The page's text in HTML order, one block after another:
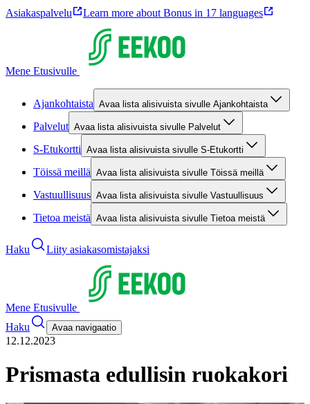
Asiakaspalvelu Learn more about Bonus in 17 languages
Mene Etusivulle
Ajankohtaista Avaa lista alisivuista sivulle Ajankohtaista
Palvelut Avaa lista alisivuista sivulle Palvelut
S-Etukortti Avaa lista alisivuista sivulle S-Etukortti
Töissä meillä Avaa lista alisivuista sivulle Töissä meillä
Vastuullisuus Avaa lista alisivuista sivulle Vastuullisuus
Tietoa meistä Avaa lista alisivuista sivulle Tietoa meistä
Haku Liity asiakasomistajaksi
Mene Etusivulle
Haku
Avaa navigaatio
12.12.2023
Prismasta edullisin ruokakori